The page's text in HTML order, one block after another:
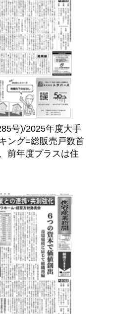
号)/2025年度大手
ング=総販売戸数首
前年度プラスは住